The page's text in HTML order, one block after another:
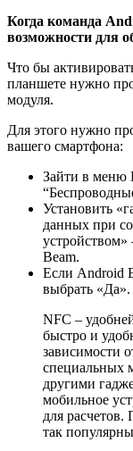
Когда команда
возможности для
Что бы
планшете нужно
модуля.
Для этого нужно
вашего смартфона:
Зайти в меню
Установить
данных при
Beam.
Если Android
выбрать «Да».
NFC –
быстро и
зависимости
специальных
другими
мобильное
для
так